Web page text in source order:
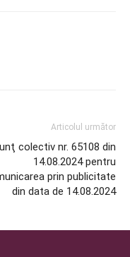
Articolul următor
colectiv nr. 65108 din
14.08.2024 pentru
prin publicitate
din data de 14.08.2024